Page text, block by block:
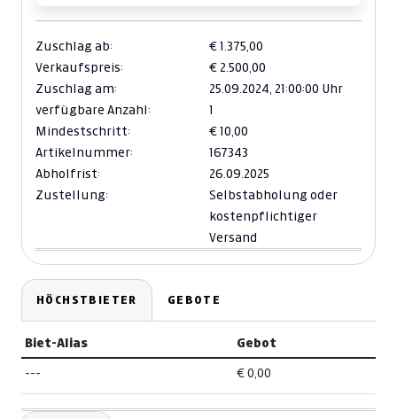
Zuschlag ab:
€ 1.375,00
Verkaufspreis:
€ 2.500,00
Zuschlag am:
25.09.2024, 21:00:00 Uhr
verfügbare Anzahl:
1
Mindestschritt:
€ 10,00
Artikelnummer:
167343
Abholfrist:
26.09.2025
Zustellung:
Selbstabholung oder
kostenpflichtiger
Versand
HÖCHSTBIETER GEBOTE
Biet-Alias Gebot
--- € 0,00